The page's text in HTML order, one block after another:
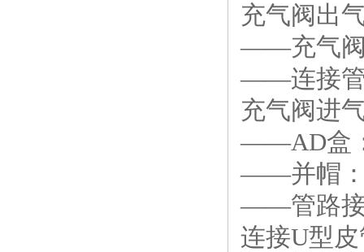
充气阀出
——充气阀
——连接管
充气阀进
——AD盒
——并帽：
——管路接
连接U型